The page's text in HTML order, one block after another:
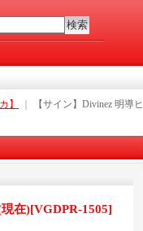
】
【サイン】Divinez 明導ヒ
現在)[VGDPR-1505]